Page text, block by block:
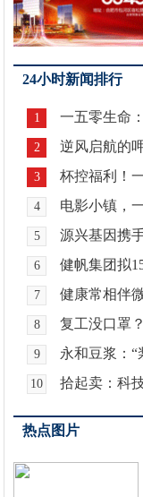
24小时新闻排行
1 一五零生命
2 逆风启航的
3 杯控福利！
4 电影小镇，
5 源兴基因携
6 健帆集团拟
7 健康常相伴
8 复工没口罩
9 永和豆浆：“
10 拾起卖：科
热点图片